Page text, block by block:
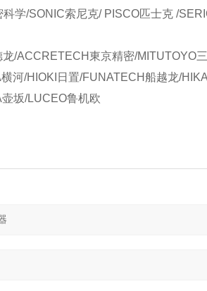
学/SONIC索尼克/ PISCO匹士克 /
/ACCRETECH東京精密/MITUTOYO
河/HIOKI日置/FUNATECH船越龙/
坂/LUCEO鲁机欧